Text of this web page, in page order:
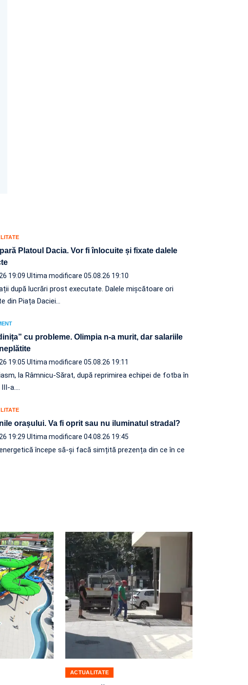
Platoul Dacia. Vor fi înlocuite și fixate dalele
19:09 Ultima modificare 05.08.26 19:10
după lucrări prost executate. Dalele mișcătoare ori
din Piața Daciei…
cu probleme. Olimpia n-a murit, dar salariile
19:05 Ultima modificare 05.08.26 19:11
la Râmnicu-Sărat, după reprimirea echipei de fotba în
a.…
orașului. Va fi oprit sau nu iluminatul stradal?
19:29 Ultima modificare 04.08.26 19:45
începe să-și facă simțită prezența din ce în ce
ACTUALITATE